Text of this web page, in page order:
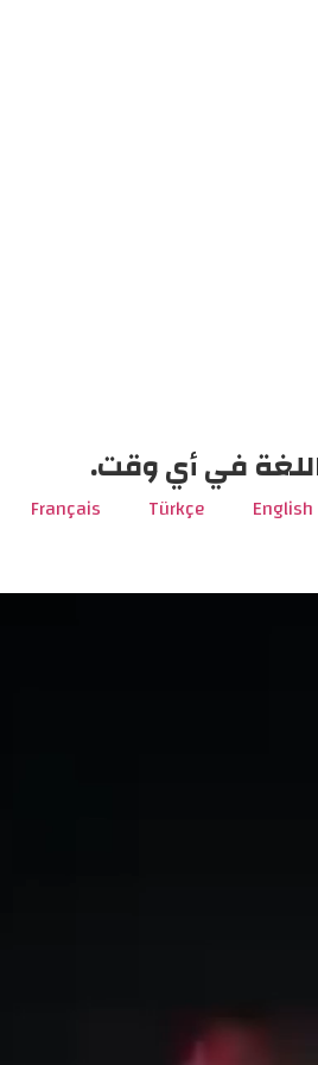
اللغة في أي وقت.
English
Türkçe
Français